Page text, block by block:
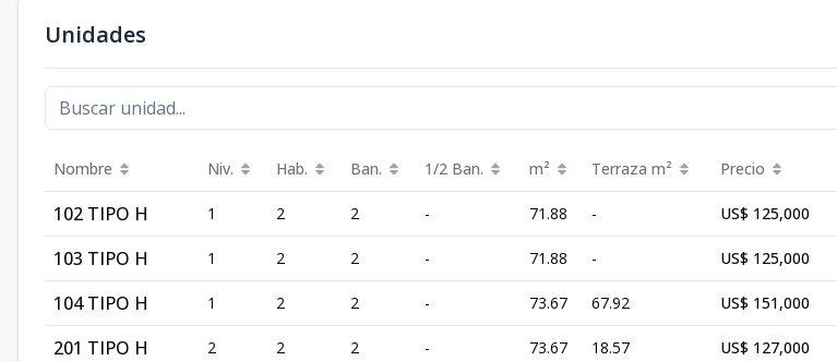
Unidades
Nombre Niv. Hab. Ban. 1/2 Ban. m² Terraza m² Precio
102 TIPO H 1 2 2 - 71.88 - US$ 125,000
103 TIPO H 1 2 2 - 71.88 - US$ 125,000
104 TIPO H 1 2 2 - 73.67 67.92 US$ 151,000
201 TIPO H 2 2 2 - 73.67 18.57 US$ 127,000